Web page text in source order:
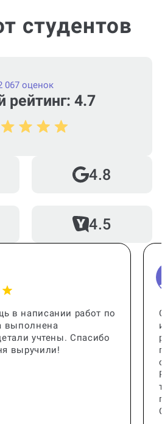
быть страниц в
реферат от доклада?
типы рефератов?
реферат за 1
реферат?
студентов
рейтинг: 4.7
067 оценок
4.8
4.5
в написании работ по
выполнена
учтены. Спасибо
выручили!